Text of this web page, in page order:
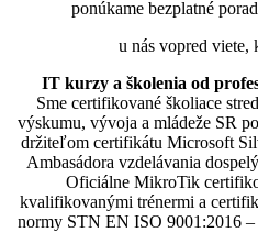
ponúkame bezplatné
u nás vopred viete,
IT kurzy a školenia od
Sme certifikované školiace
výskumu, vývoja a mládeže SR
držiteľom certifikátu Microsoft
Ambasádora vzdelávania
Oficiálne MikroTik
kvalifikovanými trénermi ​​​​​​​​​​a
normy STN EN ISO 9001:2016